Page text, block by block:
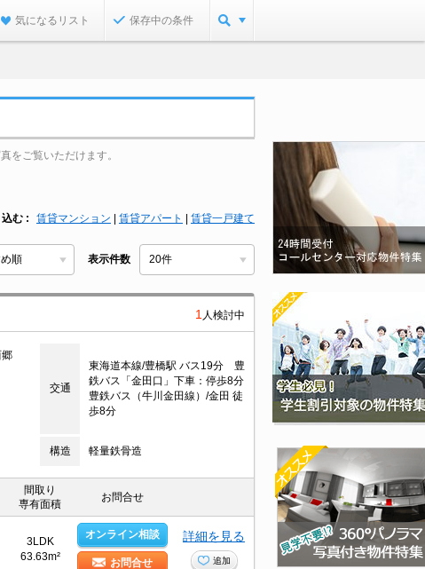
気になるリスト 保存中の条件
をご覧いただけます。
込む 賃貸マンション 賃貸アパート 賃貸一戸建て
表示件数
1 人検討中
郷
交通
東海道本線/豊橋駅 バス19分 豊
鉄バス「金田口」下車：停歩8分
豊鉄バス（牛川金田線）/金田 徒
歩8分
構造 軽量鉄骨造
間取り
専有面積
お問合せ
3LDK
63.63m²
オンライン相談
お問合せ
詳細を見る
追加